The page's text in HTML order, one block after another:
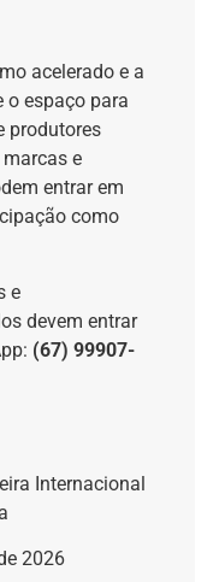
acelerado e a
espaço para
produtores
e
entrar em
como
e
devem entrar
(67) 99907-
Internacional
2026